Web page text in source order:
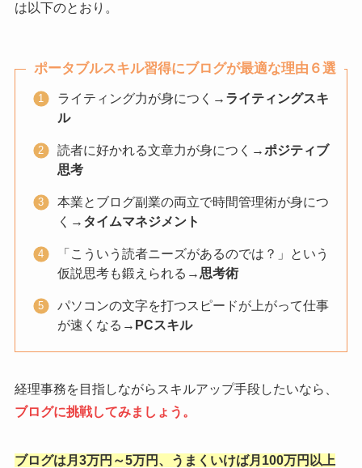
は以下のとおり。
ポータブルスキル習得にブログが最適な理由６選
ライティング力が身につく →ライティングスキ
ル
読者に好かれる文章力が身につく→ポジティブ
思考
本業とブログ副業の両立で時間管理術が身につ
く→ タイムマネジメント
「こういう読者ニーズがあるのでは？」という
仮説思考も鍛えられる→思考術
パソコンの文字を打つスピードが上がって仕事
が速くなる→ PCスキル
経理事務を目指しながらスキルアップ手段したいなら、
ブログに挑戦してみましょう。
ブログは月3万円～5万円、うまくいけば月100万円以上